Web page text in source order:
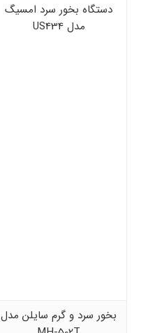
دستگاه بخور سرد امسیگ
مدل US434
بخور سرد و گرم سایلن مدل